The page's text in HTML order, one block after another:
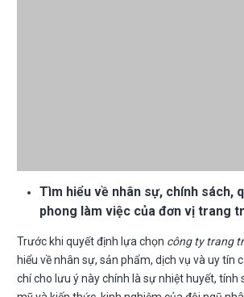
Tìm hiểu về nhân sự, chính sách,
phong làm việc của đơn vị trang
Trước khi quyết định lựa chọn công ty trang
hiểu về nhân sự, sản phẩm, dịch vụ và uy tín
chí cho lưu ý này chính là sự nhiệt huyết, tính